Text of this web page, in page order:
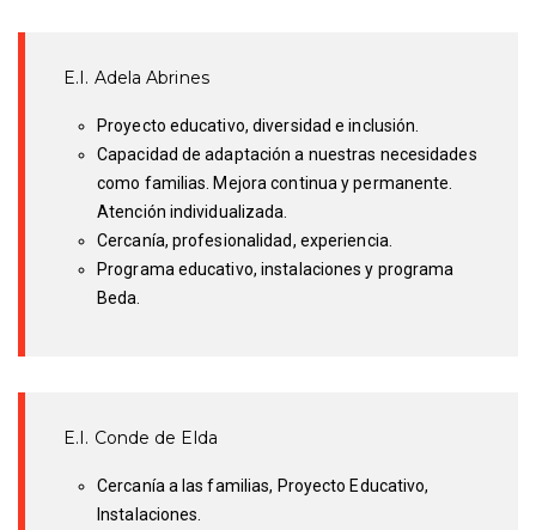
E.I. Adela Abrines
Proyecto educativo, diversidad e inclusión.
Capacidad de adaptación a nuestras necesidades
como familias. Mejora continua y permanente.
Atención individualizada.
Cercanía, profesionalidad, experiencia.
Programa educativo, instalaciones y programa
Beda
E.I. Conde de Elda
Cercanía a las familias, Proyecto Educativo,
Instalaciones.